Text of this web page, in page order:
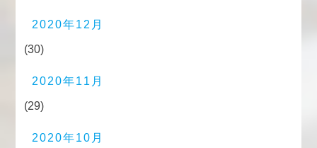
2020年12月
(30)
2020年11月
(29)
2020年10月